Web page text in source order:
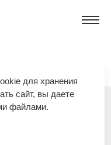
для хранения
сайт, вы даете
файлами.